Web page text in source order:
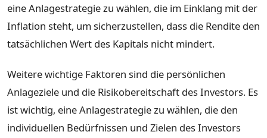
eine Anlagestrategie zu wählen, die im Einklang mit der
Inflation steht, um sicherzustellen, dass die Rendite den
tatsächlichen Wert des Kapitals nicht mindert.
Weitere wichtige Faktoren sind die persönlichen
Anlageziele und die Risikobereitschaft des Investors. Es
ist wichtig, eine Anlagestrategie zu wählen, die den
individuellen Bedürfnissen und Zielen des Investors